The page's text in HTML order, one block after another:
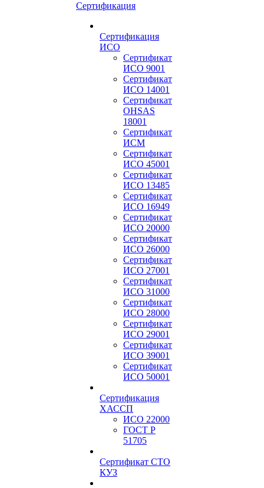
Сертификация
Сертификация
ИСО
Сертификат
ИСО 9001
Сертификат
ИСО 14001
Сертификат
OHSAS
18001
Сертификат
ИСМ
Сертификат
ИСО 45001
Сертификат
ИСО 13485
Сертификат
ИСО 16949
Сертификат
ИСО 20000
Сертификат
ИСО 26000
Сертификат
ИСО 27001
Сертификат
ИСО 31000
Сертификат
ИСО 28000
Сертификат
ИСО 29001
Сертификат
ИСО 39001
Сертификат
ИСО 50001
Сертификация
ХАССП
ИСО 22000
ГОСТ Р
51705
Сертификат СТО
КУЗ